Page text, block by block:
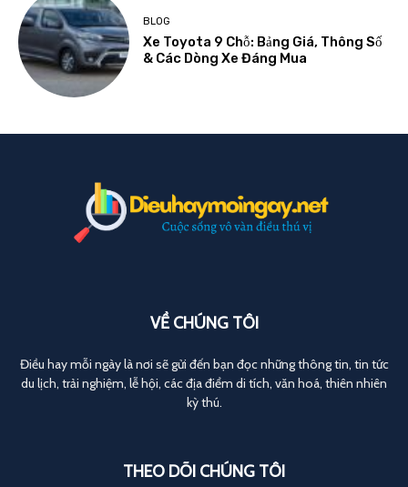
BLOG
Xe Toyota 9 Chỗ: Bảng Giá, Thông Số
& Các Dòng Xe Đáng Mua
VỀ CHÚNG TÔI
Điều hay mỗi ngày là nơi sẽ gửi đến bạn đọc những thông tin, tin tức
du lịch, trải nghiệm, lễ hội, các địa điểm di tích, văn hoá, thiên nhiên
kỳ thú.
THEO DÕI CHÚNG TÔI